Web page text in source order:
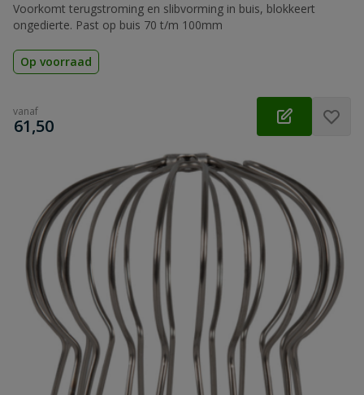
Voorkomt terugstroming en slibvorming in buis, blokkeert
ongedierte. Past op buis 70 t/m 100mm
Op voorraad
vanaf
€
61,50